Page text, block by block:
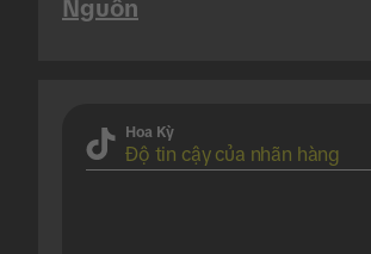
Nguồn
Hoa Kỳ
Độ tin cậy của nhãn hàng